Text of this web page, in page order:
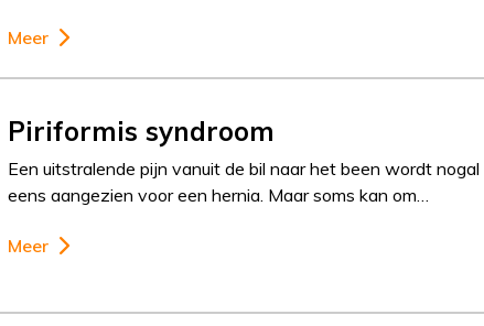
Meer
Piriformis syndroom
Een uitstralende pijn vanuit de bil naar het been wordt nogal
eens aangezien voor een hernia. Maar soms kan om…
Meer